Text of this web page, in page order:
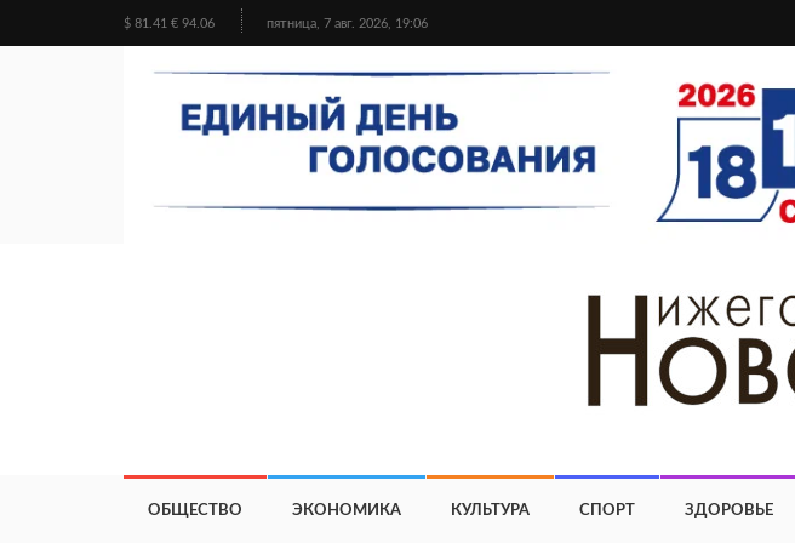
$ 81.41 € 94.06 пятница, 7 авг. 2026, 19:06
ОБЩЕСТВО ЭКОНОМИКА КУЛЬТУРА СПОРТ ЗДОРОВЬЕ